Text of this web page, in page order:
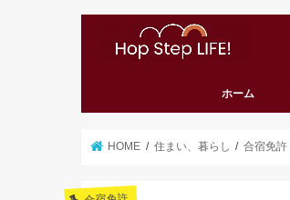
ホーム
HOME 住まい、暮らし 合宿免許